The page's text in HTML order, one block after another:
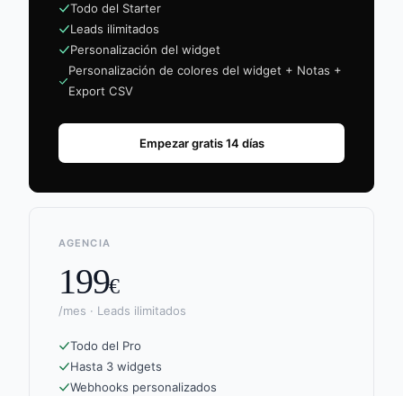
Todo del Starter
Leads ilimitados
Personalización del widget
Personalización de colores del widget + Notas +
Export CSV
Empezar gratis 14 días
AGENCIA
199€
/mes · Leads ilimitados
Todo del Pro
Hasta 3 widgets
Webhooks personalizados